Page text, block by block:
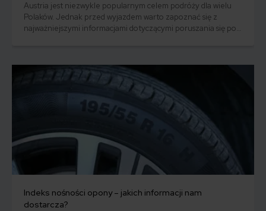
Austria jest niezwykle popularnym celem podróży dla wielu
Polaków. Jednak przed wyjazdem warto zapoznać się z
najważniejszymi informacjami dotyczącymi poruszania się po
Indeks nośności opony – jakich informacji nam
dostarcza?